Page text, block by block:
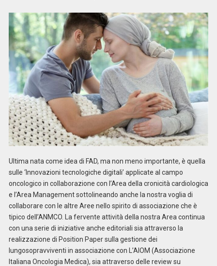
Ultima nata come idea di FAD, ma non meno importante, è quella
sulle ‘Innovazioni tecnologiche digitali’ applicate al campo
oncologico in collaborazione con l’Area della cronicità cardiologica
e l’Area Management sottolineando anche la nostra voglia di
collaborare con le altre Aree nello spirito di associazione che è
tipico dell’ANMCO. La fervente attività della nostra Area continua
con una serie di iniziative anche editoriali sia attraverso la
realizzazione di Position Paper sulla gestione dei
lungosopravviventi in associazione con L’AIOM (Associazione
Italiana Oncologia Medica), sia attraverso delle review su